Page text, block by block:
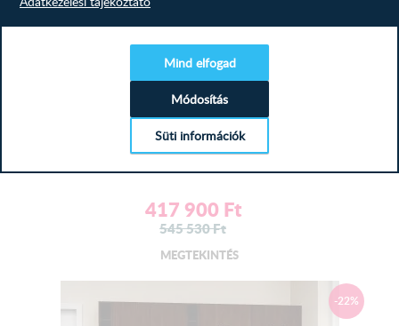
A munkalap színének változtatási jogát a gyártó fenntartja!
Fiók:
Kiváló minőségű rozsdamentes mosogatótálca
A csaptelep helye nincs kiroppantva!
tartozéka a terméknek!
Vízzáró tartozékokat tartalmaz:
2 db végzáró, 1 db homorú - 1 db domború sarokfordító
Montana Fehér Sarok konyhabútor...
Montana Sarok konyhabútor 240 x 160 cm Méretek:
417 900 Ft
545 530Ft
MEGTEKINTÉS
-22%
Mind elfogad
Módosítás
Süti információk